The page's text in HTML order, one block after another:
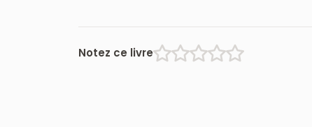
Notez ce livre